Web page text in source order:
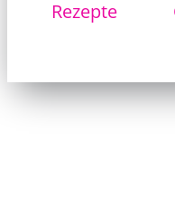
Rezepte